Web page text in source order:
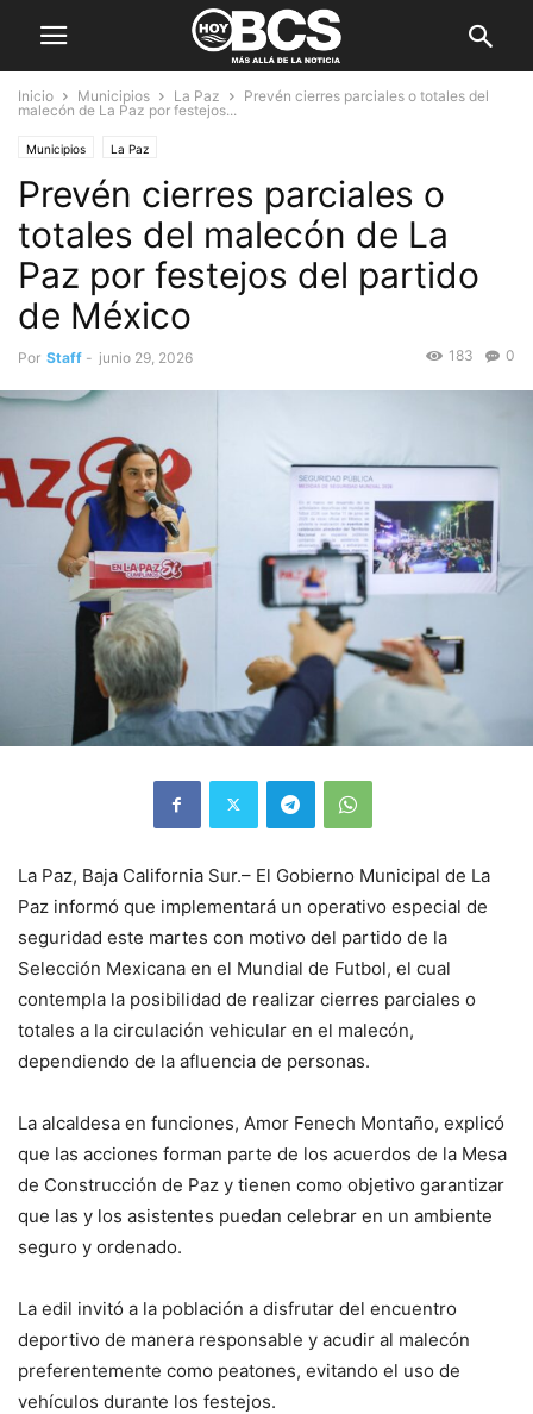
Inicio Municipios La Paz
Prevén cierres parciales o totales del
malecón de La Paz por festejos...
Municipios La Paz
Prevén cierres parciales o
totales del malecón de La
Paz por festejos del partido
de México
Por Staff - junio 29, 2026 0
183
La Paz, Baja California Sur.– El Gobierno Municipal de La
Paz informó que implementará un operativo especial de
seguridad este martes con motivo del partido de la
Selección Mexicana en el Mundial de Futbol, el cual
contempla la posibilidad de realizar cierres parciales o
totales a la circulación vehicular en el malecón,
dependiendo de la afluencia de personas.
La alcaldesa en funciones, Amor Fenech Montaño, explicó
que las acciones forman parte de los acuerdos de la Mesa
de Construcción de Paz y tienen como objetivo garantizar
que las y los asistentes puedan celebrar en un ambiente
seguro y ordenado.
La edil invitó a la población a disfrutar del encuentro
deportivo de manera responsable y acudir al malecón
preferentemente como peatones, evitando el uso de
vehículos durante los festejos.